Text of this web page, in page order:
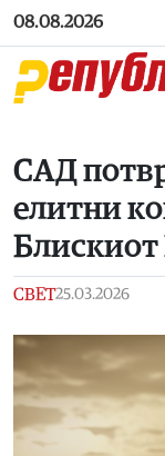
Skip to main content
08.08.2026
САД
елитни
Блискиот
СВЕТ25.03.2026